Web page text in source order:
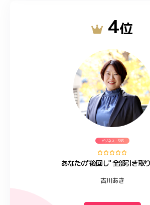
4位
ビジネス・SNS
あなたの"後回し" 全部引き取
吉川あき